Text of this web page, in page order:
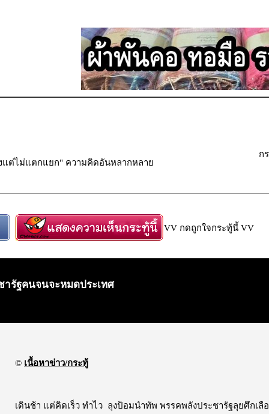
แต่ไม่แตกแยก" ความคิดอันหลากหลาย
ก
VV กดถูกใจกระทู้นี้ VV
รัฐคนจนจะหมดประเทศ
© เนื้อหาข่าว/กระทู้
เดินช้า แต่คิดเร็ว ทำไว ลุงป้อมนำทัพ พรรคพลังประชารัฐลุยศึกเลื